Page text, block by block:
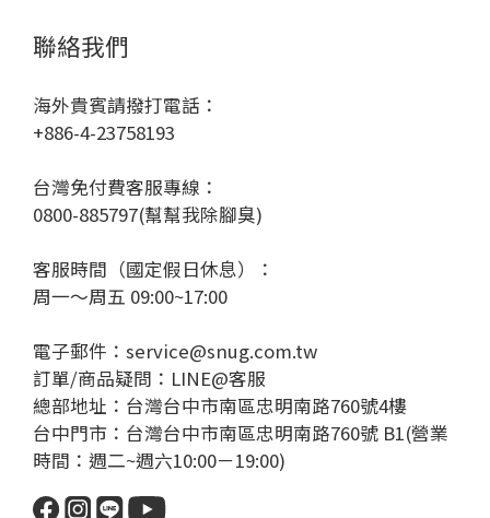
聯絡我們
海外貴賓請撥打電話：
+886-4-23758193
台灣免付費客服專線：
0800-885797(幫幫我除腳臭)
客服時間（國定假日休息）：
周一～周五 09:00~17:00
電子郵件：service@snug.com.tw
訂單/商品疑問： LINE@客服
總部地址：台灣台中市南區忠明南路760號4樓
台中門市：台灣台中市南區忠明南路760號 B1(營業
時間：週二~週六10:00－19:00)